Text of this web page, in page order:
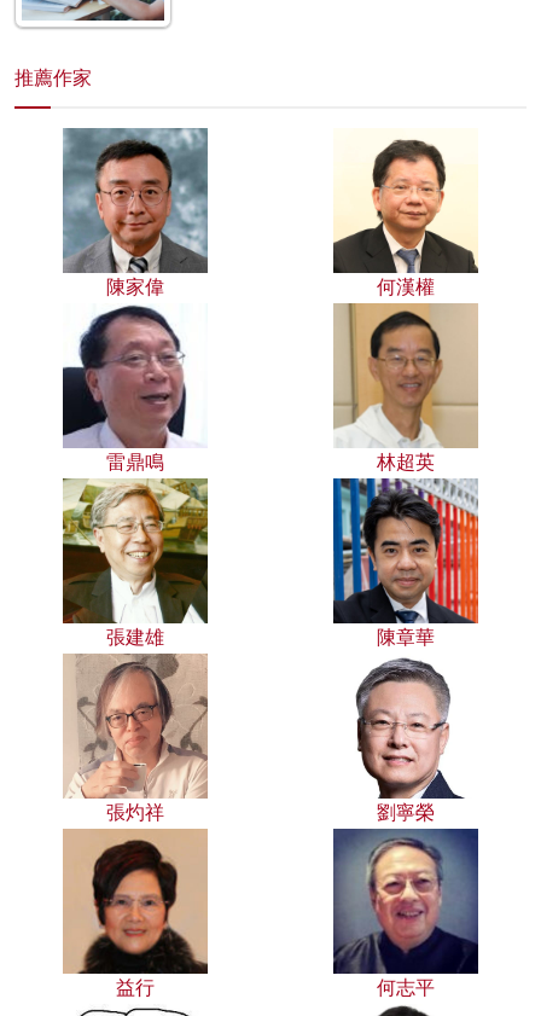
推薦作家
陳家偉 何漢權
雷鼎鳴 林超英
張建雄 陳章華
張灼祥 劉寧榮
益行 何志平